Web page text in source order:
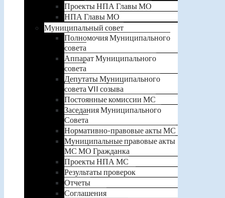
Проекты НПА Главы МО
НПА Главы МО
Муниципальный совет
Полномочия Муниципального
совета
Аппарат Муниципального
совета
Депутаты Муниципального
совета VII созыва
Постоянные комиссии МС
Заседания Муниципального
Совета
Нормативно-правовые акты МС
Муниципальные правовые акты
МС МО Гражданка
Проекты НПА МС
Результаты проверок
Отчеты
Соглашения